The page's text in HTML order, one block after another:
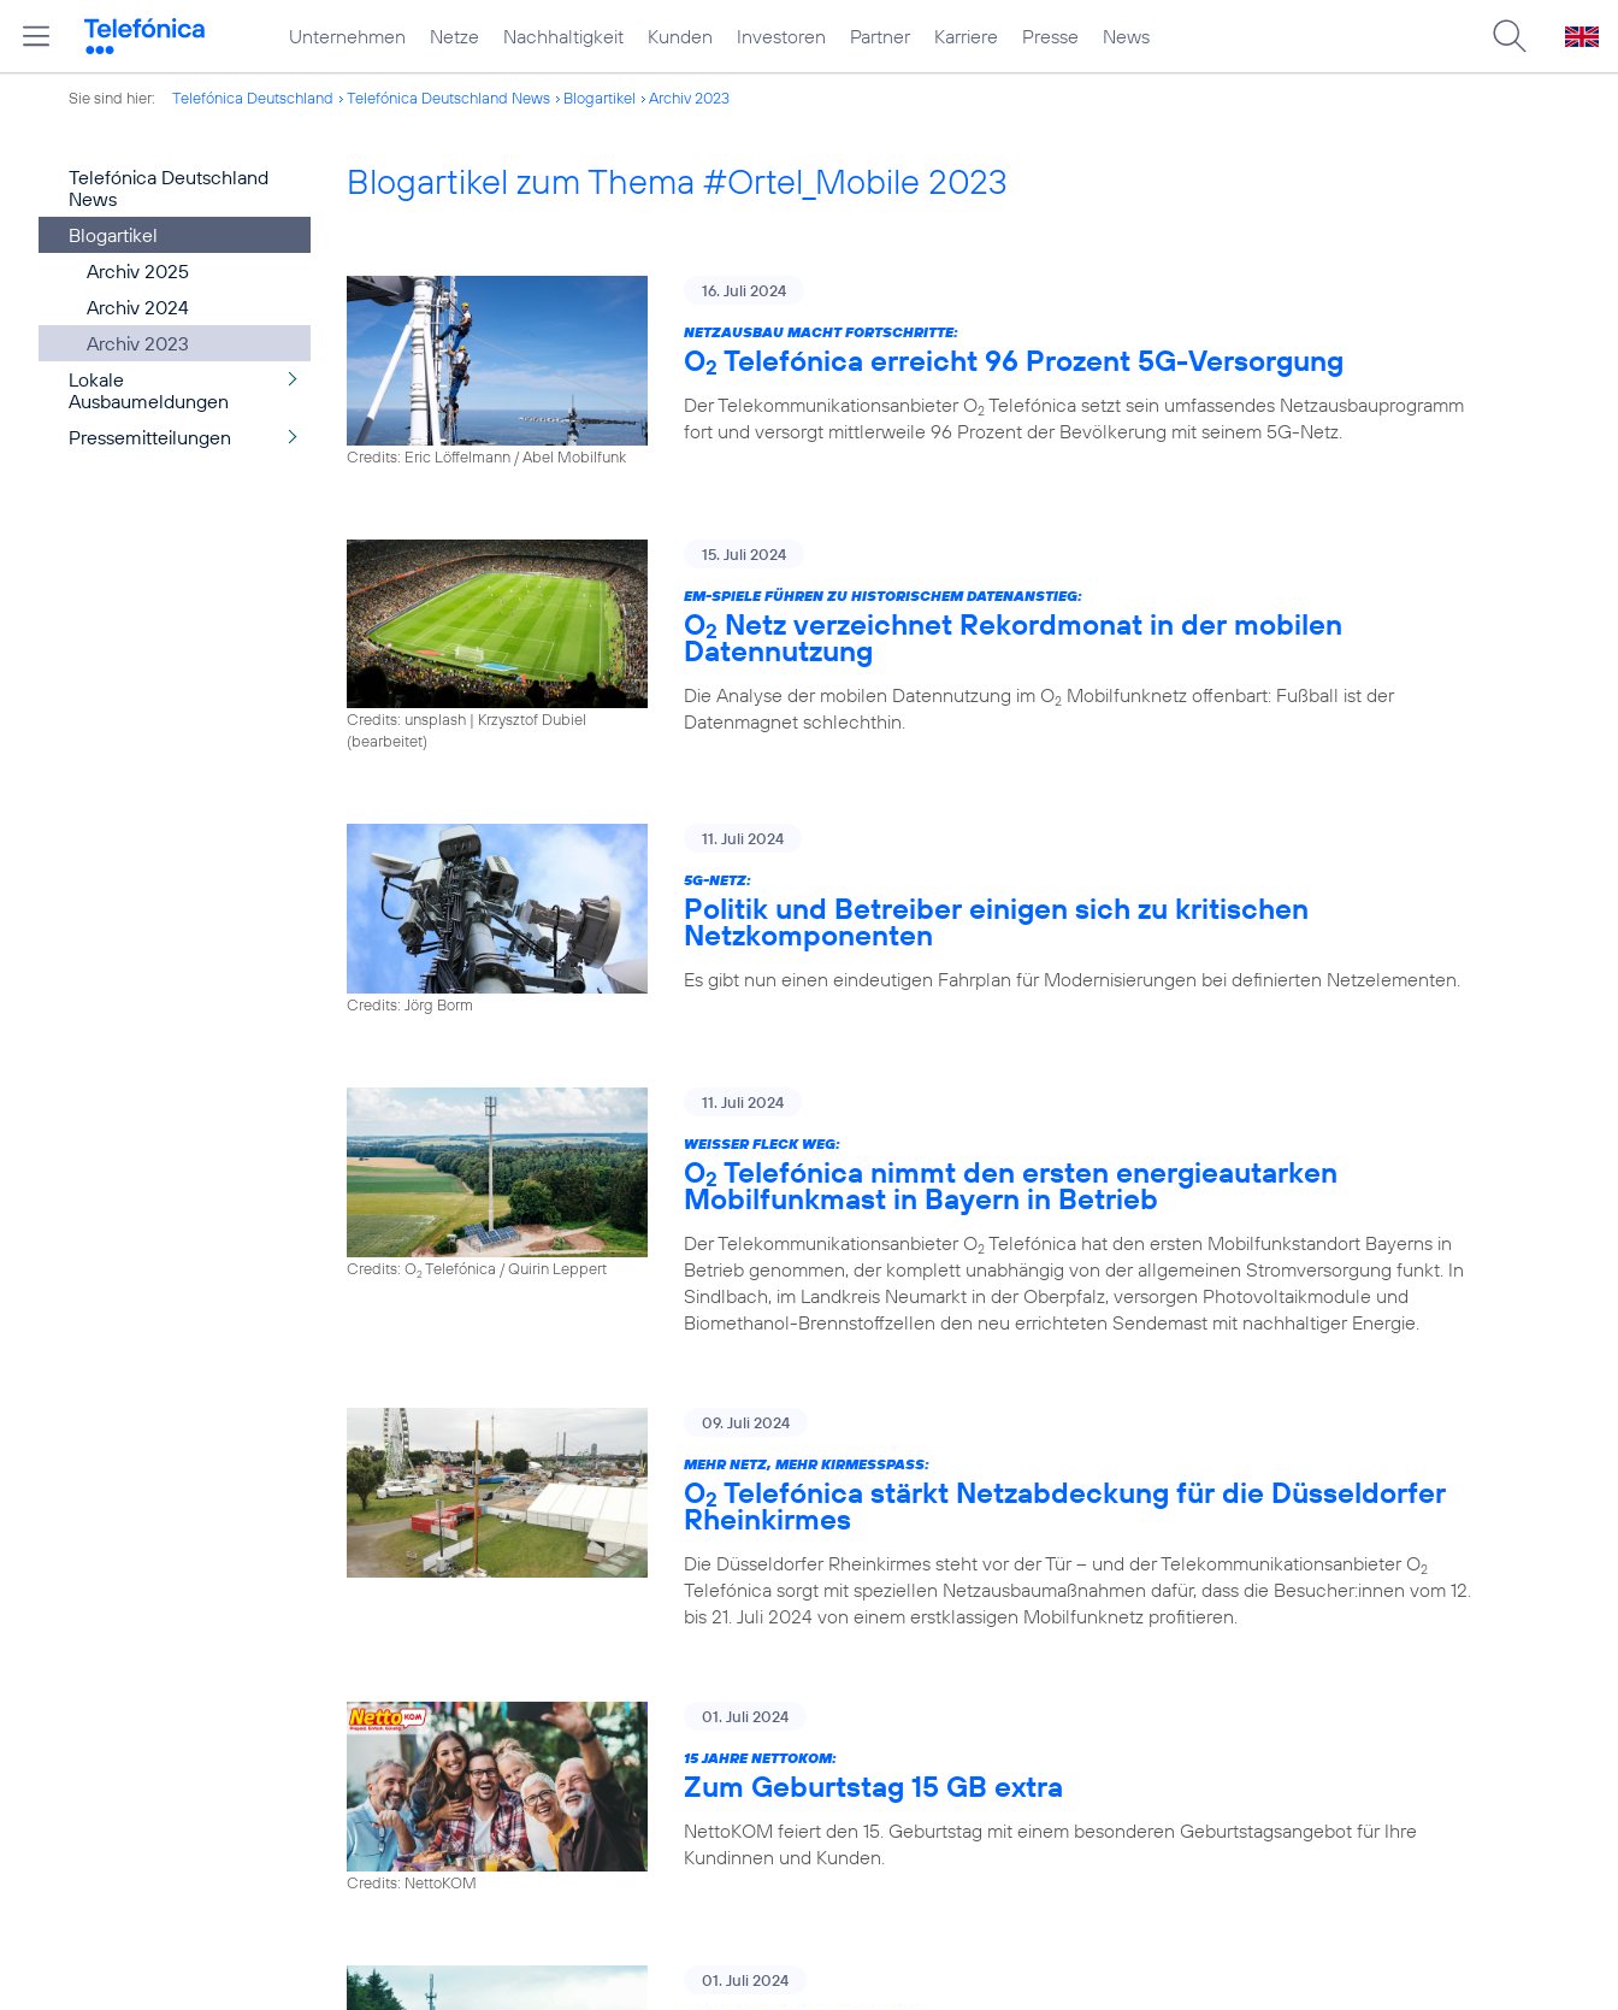
Unternehmen Netze Nachhaltigkeit Kunden Investoren Partner Karriere Presse News
Sie sind hier: Telefónica Deutschland Telefónica Deutschland News Blogartikel Archiv 2023
Telefónica Deutschland
News
Blogartikel
Archiv 2025
Archiv 2024
Archiv 2023
Lokale
Ausbaumeldungen
Pressemitteilungen
Blogartikel zum Thema #Ortel_Mobile 2023
Credits: Eric Löffelmann / Abel Mobilfunk
16. Juli 2024
NETZAUSBAU MACHT FORTSCHRITTE:
O2 Telefónica erreicht 96 Prozent 5G-Versorgung
Der Telekommunikationsanbieter O2 Telefónica setzt sein umfassendes Netzausbauprogramm
fort und versorgt mittlerweile 96 Prozent der Bevölkerung mit seinem 5G-Netz.
Credits: unsplash | Krzysztof Dubiel
(bearbeitet)
15. Juli 2024
EM-SPIELE FÜHREN ZU HISTORISCHEM DATENANSTIEG:
O2 Netz verzeichnet Rekordmonat in der mobilen
Datennutzung
Die Analyse der mobilen Datennutzung im O2 Mobilfunknetz offenbart: Fußball ist der
Datenmagnet schlechthin.
Credits: Jörg Borm
11. Juli 2024
5G-NETZ:
Politik und Betreiber einigen sich zu kritischen
Netzkomponenten
Es gibt nun einen eindeutigen Fahrplan für Modernisierungen bei definierten Netzelementen.
Credits: O2Telefónica / Quirin Leppert
11. Juli 2024
WEISSER FLECK WEG:
O2 Telefónica nimmt den ersten energieautarken
Mobilfunkmast in Bayern in Betrieb
Der Telekommunikationsanbieter O2 Telefónica hat den ersten Mobilfunkstandort Bayerns in
Betrieb genommen, der komplett unabhängig von der allgemeinen Stromversorgung funkt. In
Sindlbach, im Landkreis Neumarkt in der Oberpfalz, versorgen Photovoltaikmodule und
Biomethanol-Brennstoffzellen den neu errichteten Sendemast mit nachhaltiger Energie.
09. Juli 2024
MEHR NETZ, MEHR KIRMESSPASS:
O2 Telefónica stärkt Netzabdeckung für die Düsseldorfer
Rheinkirmes
Die Düsseldorfer Rheinkirmes steht vor der Tür – und der Telekommunikationsanbieter O2
Telefónica sorgt mit speziellen Netzausbaumaßnahmen dafür, dass die Besucher:innen vom 12.
bis 21. Juli 2024 von einem erstklassigen Mobilfunknetz profitieren.
Credits: NettoKOM
01. Juli 2024
15 JAHRE NETTOKOM:
Zum Geburtstag 15 GB extra
NettoKOM feiert den 15. Geburtstag mit einem besonderen Geburtstagsangebot für Ihre
Kundinnen und Kunden.
01. Juli 2024